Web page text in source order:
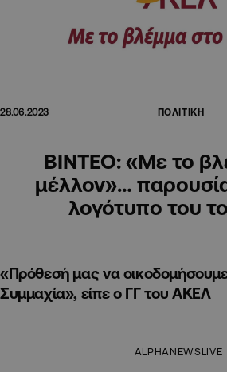
28.06.2023 ΠΟΛΙΤΙΚΗ
ΒΙΝΤΕΟ: «Με το
μέλλον»…
λογότυπο του
«Πρόθεσή μας να
Συμμαχία», είπε ο ΓΓ του ΑΚΕΛ
ALPHANEWSLIVE